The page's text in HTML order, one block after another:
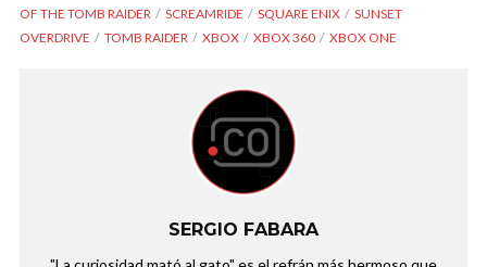
OF THE TOMB RAIDER
SCREAMRIDE SQUARE ENIX
SUNSET
OVERDRIVE
TOMB RAIDER XBOX XBOX 360 XBOX ONE
SERGIO FABARA